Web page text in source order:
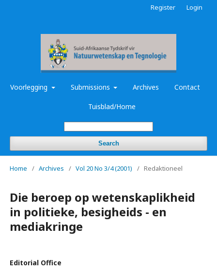
Voorlegging Submissions Archives Contact
Tuisblad/Home
Search
Register Login
Home / Archives / Vol 20 No 3/4 (2001) / Redaktioneel
Die beroep op wetenskaplikheid
in politieke, besigheids - en
mediakringe
Editorial Office